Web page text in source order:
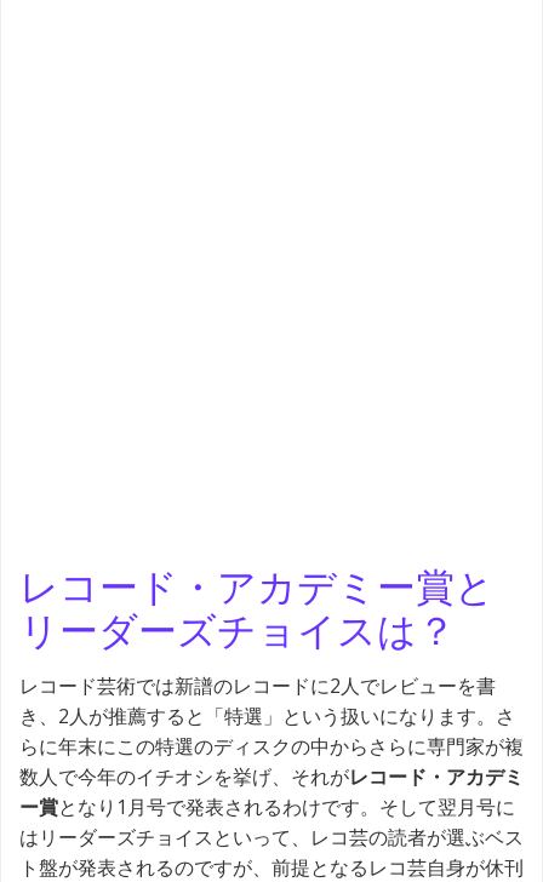
レコード・アカデミー賞と
リーダーズチョイスは？
レコード芸術では新譜のレコードに2人でレビューを書
き、2人が推薦すると「特選」という扱いになります。さ
らに年末にこの特選のディスクの中からさらに専門家が複
数人で今年のイチオシを挙げ、それがレコード・アカデミ
ー賞となり1月号で発表されるわけです。そして翌月号に
はリーダーズチョイスといって、レコ芸の読者が選ぶベス
ト盤が発表されるのですが、前提となるレコ芸自身が休刊